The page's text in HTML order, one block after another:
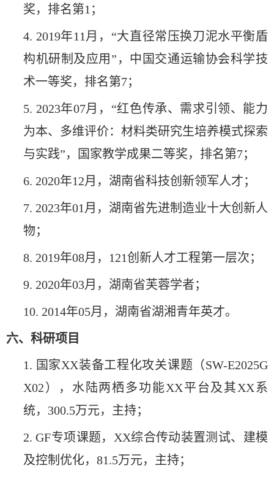
奖，排名第1；
4. 2019年11月，“大直径常压换刀泥水平衡盾
构机研制及应用”，中国交通运输协会科学技
术一等奖，排名第7；
5. 2023年07月，“红色传承、需求引领、能力
为本、多维评价：材料类研究生培养模式探索
与实践”，国家教学成果二等奖，排名第7；
6. 2020年12月，湖南省科技创新领军人才；
7. 2023年01月，湖南省先进制造业十大创新人
物；
8. 2019年08月，121创新人才工程第一层次；
9. 2020年03月，湖南省芙蓉学者；
10. 2014年05月，湖南省湖湘青年英才。
六、科研项目
1. 国家XX装备工程化攻关课题（SW-E2025G
X02）， 水陆两栖多功能XX平台及其XX系
统，300.5万元，主持；
2. GF专项课题，XX综合传动装置测试、建模
及控制优化，81.5万元，主持；